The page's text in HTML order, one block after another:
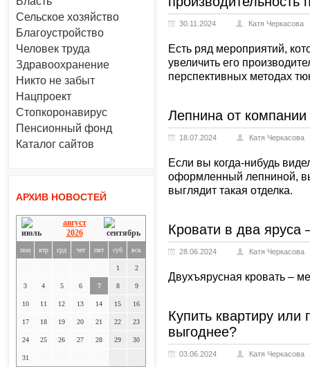
Сельское хозяйство
Благоустройство
Человек труда
Здравоохранение
Никто не забыт
Нацпроект
Стопкоронавирус
Пенсионный фонд
Каталог сайтов
АРХИВ НОВОСТЕЙ
август
2026
пон втр срд чет пят суб вск
1 2
3 4 5 6 7 8 9
10 11 12 13 14 15 16
17 18 19 20 21 22 23
24 25 26 27 28 29 30
31
30.11.2024 Катя Черкасова
Есть ряд мероприятий,
увеличить его
перспективных методах
Лепнина от
18.07.2024 Катя Черкасова
Если вы когда-нибудь
оформленный лепниной,
выглядит такая отделка.
Кровати в два яруса
28.06.2024 Катя Черкасова
Двухъярусная кровать –
Купить квартиру или
выгоднее?
03.06.2024 Катя Черкасова